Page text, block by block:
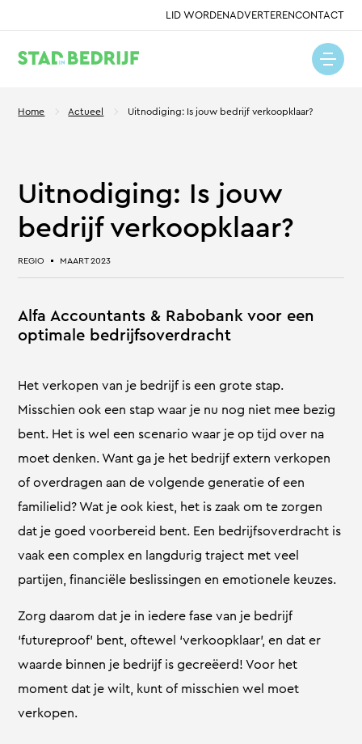
LID WORDENADVERTERENCONTACT
Home Actueel Uitnodiging: Is jouw bedrijf verkoopklaar?
Uitnodiging: Is jouw
bedrijf verkoopklaar?
REGIO MAART 2023
Alfa Accountants & Rabobank voor een
optimale bedrijfsoverdracht
Het verkopen van je bedrijf is een grote stap.
Misschien ook een stap waar je nu nog niet mee bezig
bent. Het is wel een scenario waar je op tijd over na
moet denken. Want ga je het bedrijf extern verkopen
of overdragen aan de volgende generatie of een
familielid? Wat je ook kiest, het is zaak om te zorgen
dat je goed voorbereid bent. Een bedrijfsoverdracht is
vaak een complex en langdurig traject met veel
partijen, financiële beslissingen en emotionele keuzes.
Zorg daarom dat je in iedere fase van je bedrijf
‘futureproof’ bent, oftewel ‘verkoopklaar’, en dat er
waarde binnen je bedrijf is gecreëerd! Voor het
moment dat je wilt, kunt of misschien wel moet
verkopen.